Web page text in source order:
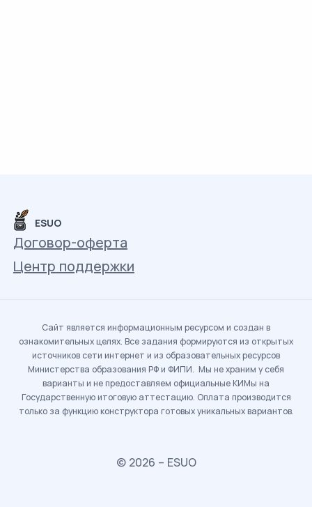
ESUO
Договор-оферта
Центр поддержки
Сайт является информационным ресурсом и создан в
ознакомительных целях. Все задания формируются из открытых
источников сети интернет и из образовательных ресурсов
Министерства образования РФ и ФИПИ. Мы не храним у себя
варианты и не предоставляем официальные КИМы на
Государственную итоговую аттестацию. Оплата производится
только за функцию конструктора готовых уникальных вариантов.
© 2026 – ESUO